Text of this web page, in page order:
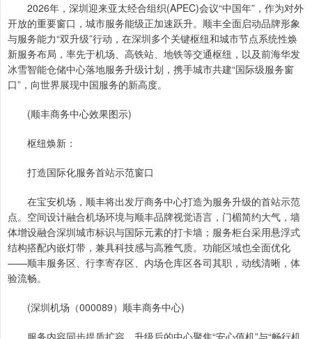
2026年，深圳迎来亚太经合组织(APEC)会议“中国年”，作为对外
开放的重要窗口，城市服务能级正加速跃升。顺丰全面启动品牌形象
与服务能力“双升级”行动，在深圳多个关键枢纽和城市节点系统性焕
新服务布局，率先于机场、高铁站、地铁等交通枢纽，以及前海华发
冰雪智能仓储中心落地服务升级计划，携手城市共建“国际级服务窗
口”，向世界展现中国服务的新高度。
(顺丰商务中心效果图示)
枢纽焕新：
打造国际化服务首站示范窗口
在宝安机场，顺丰将出发厅商务中心打造为服务升级的首站示范
点。空间设计融合机场环境与顺丰品牌视觉语言，门楣简约大气，墙
体增设融合深圳城市标识与国际元素的打卡墙；服务柜台采用悬浮式
结构搭配内嵌灯带，兼具科技感与高雅气质。功能区域也全面优化
——顺丰服务区、行李寄存区、内场仓库区各司其职，动线清晰，体
验流畅。
(深圳机场（000089）顺丰商务中心)